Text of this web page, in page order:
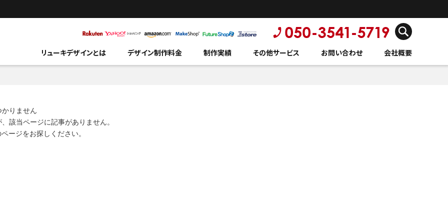
リューキデザインとは デザイン制作料金 制作実績 その他サービス お問い合わせ 会社概要
りません
該当ページに記事がありません。
ージをお探しください。